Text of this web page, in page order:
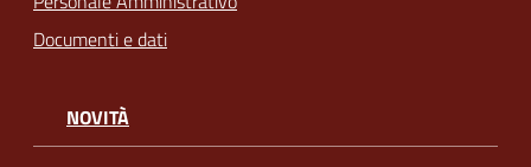
Documenti e dati
NOVITÀ